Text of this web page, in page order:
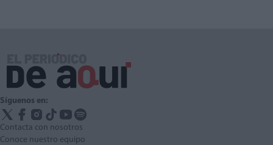
Síguenos en:
Contacta con nosotros
Conoce nuestro equipo